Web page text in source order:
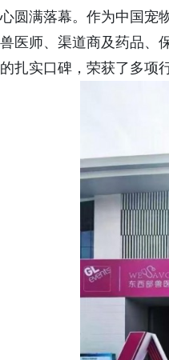
心圆满落幕。作为中国宠
兽医师、渠道商及药品、
的扎实口碑，荣获了多项